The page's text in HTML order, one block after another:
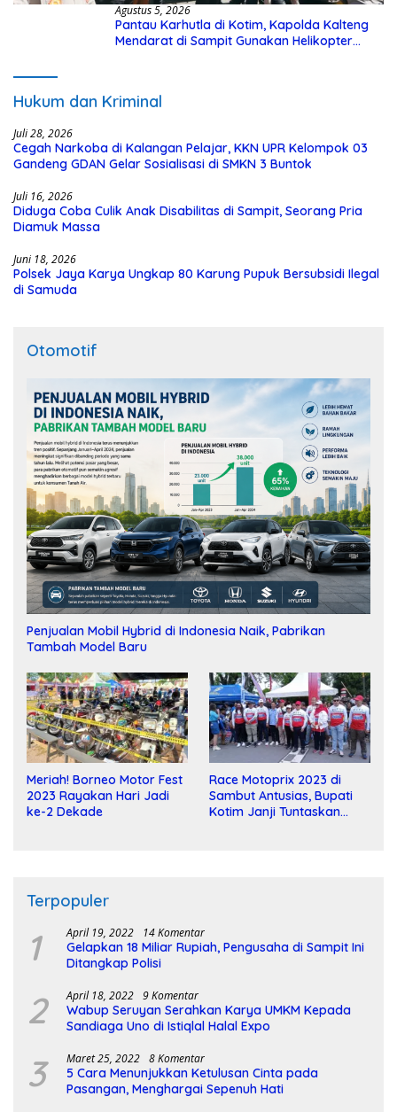
Agustus 5, 2026
Pantau Karhutla di Kotim, Kapolda Kalteng
Mendarat di Sampit Gunakan Helikopter
Hukum dan Kriminal
Juli 28, 2026
Cegah Narkoba di Kalangan Pelajar, KKN UPR Kelompok 03
Gandeng GDAN Gelar Sosialisasi di SMKN 3 Buntok
Juli 16, 2026
Diduga Coba Culik Anak Disabilitas di Sampit, Seorang Pria
Diamuk Massa
Juni 18, 2026
Polsek Jaya Karya Ungkap 80 Karung Pupuk Bersubsidi Ilegal
di Samuda
Otomotif
Penjualan Mobil Hybrid di Indonesia Naik, Pabrikan
Tambah Model Baru
Meriah! Borneo Motor Fest
2023 Rayakan Hari Jadi
ke-2 Dekade
Race Motoprix 2023 di
Sambut Antusias, Bupati
Kotim Janji Tuntaskan
Terpopuler
1 April 19, 2022 14 Komentar
Gelapkan 18 Miliar Rupiah, Pengusaha di Sampit Ini
Ditangkap Polisi
2 April 18, 2022 9 Komentar
Wabup Seruyan Serahkan Karya UMKM Kepada
Sandiaga Uno di Istiqlal Halal Expo
3 Maret 25, 2022 8 Komentar
5 Cara Menunjukkan Ketulusan Cinta pada
Pasangan, Menghargai Sepenuh Hati